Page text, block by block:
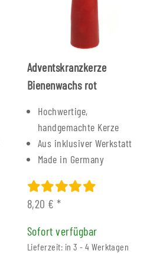
Adventskranzkerze
Bienenwachs rot
Hochwertige,
handgemachte Kerze
Aus inklusiver Werkstatt
Made in Germany
8,20 €*
Sofort verfügbar
Lieferzeit: in 3 - 4 Werktagen